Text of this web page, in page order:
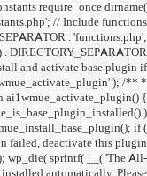
__FILE__ ) .
require_once dirname(
// Include loader
. 'loader.php'; //
needed
Plugin activation hook * *
// Check if the base plugin
{ // Install the base plugin
is_wp_error(
deactivate_plugins(
in-One WP